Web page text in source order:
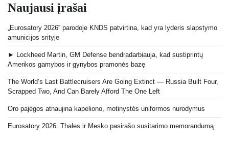
Naujausi įrašai
„Eurosatory 2026“ parodoje KNDS patvirtina, kad yra lyderis slapstymo
amunicijos srityje
► Lockheed Martin, GM Defense bendradarbiauja, kad sustiprintų
Amerikos gamybos ir gynybos pramonės bazę
The World’s Last Battlecruisers Are Going Extinct — Russia Built Four,
Scrapped Two, And Can Barely Afford The One Left
Oro pajėgos atnaujina kapeliono, motinystės uniformos nurodymus
Eurosatory 2026: Thales ir Mesko pasirašo susitarimo memorandumą